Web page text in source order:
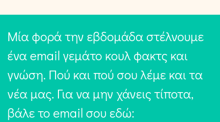
Μία φορά την εβδομάδα στέλνουμε
ένα email γεμάτο κουλ φακτς και
γνώση. Πού και πού σου λέμε και τα
νέα μας. Για να μην χάνεις τίποτα,
βάλε το email σου εδώ: